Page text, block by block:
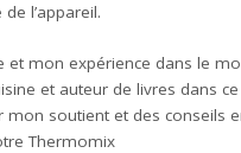
l’appareil.
et mon expérience dans le
et auteur de livres dans
soutient et des conseils
Thermomix